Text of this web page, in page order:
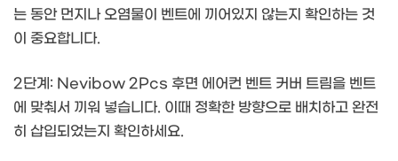
는 동안 먼지나 오염물이 벤트에 끼어있지 않는지 확인하는 것
이 중요합니다.
2단계: Nevibow 2Pcs 후면 에어컨 벤트 커버 트림을 벤트
에 맞춰서 끼워 넣습니다. 이때 정확한 방향으로 배치하고 완전
히 삽입되었는지 확인하세요.